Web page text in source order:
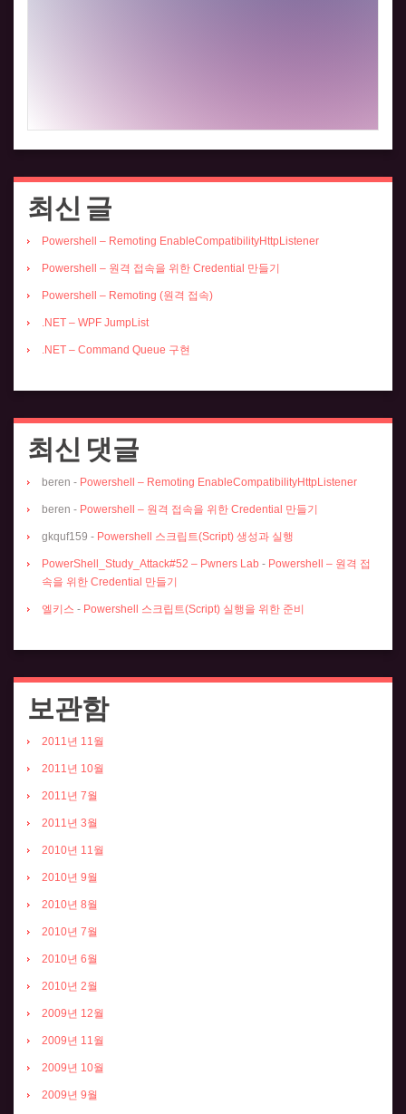
최신 글
Powershell – Remoting EnableCompatibilityHttpListener
Powershell – 원격 접속을 위한 Credential 만들기
Powershell – Remoting (원격 접속)
.NET – WPF JumpList
.NET – Command Queue 구현
최신 댓글
beren - Powershell – Remoting EnableCompatibilityHttpListener
beren - Powershell – 원격 접속을 위한 Credential 만들기
gkquf159 - Powershell 스크립트(Script) 생성과 실행
PowerShell_Study_Attack#52 – Pwners Lab - Powershell – 원격 접
속을 위한 Credential 만들기
엘키스 - Powershell 스크립트(Script) 실행을 위한 준비
보관함
2011년 11월
2011년 10월
2011년 7월
2011년 3월
2010년 11월
2010년 9월
2010년 8월
2010년 7월
2010년 6월
2010년 2월
2009년 12월
2009년 11월
2009년 10월
2009년 9월